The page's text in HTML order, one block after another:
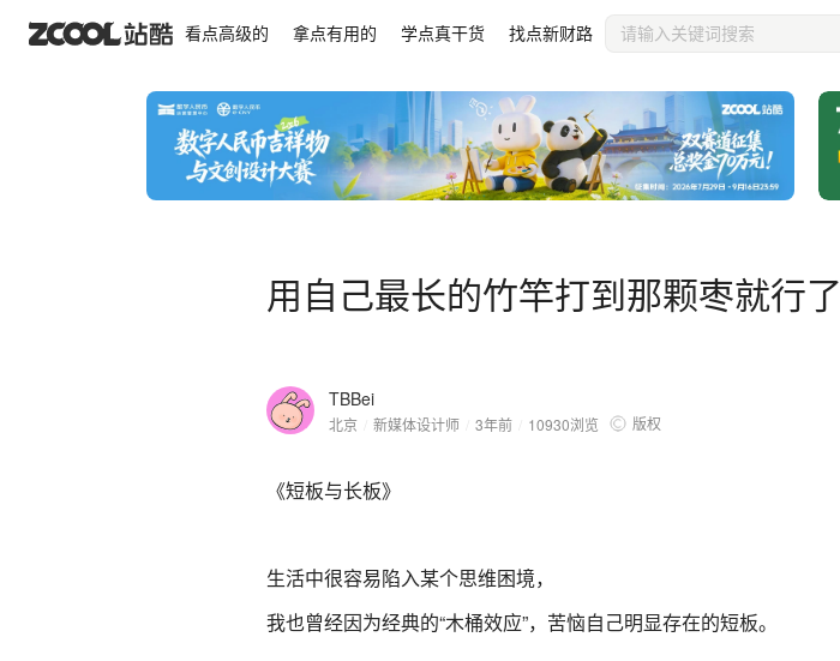
看点高级的 拿点有用的 学点真干货 找点新财路
用自己最长的竹竿打到那颗枣就行了
TBBei
北京 新媒体设计师 3年前 10930浏览 版权
用自己最长的竹竿打到那颗枣就行了
《短板与长板》
生活中很容易陷入某个思维困境，
我也曾经因为经典的“木桶效应”，苦恼自己明显存在的短板。